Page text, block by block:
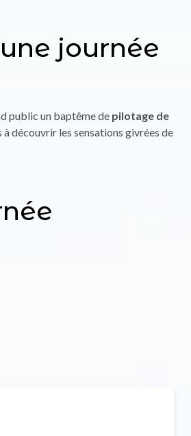
journée
public un baptême de pilotage de
découvrir les sensations givrées de